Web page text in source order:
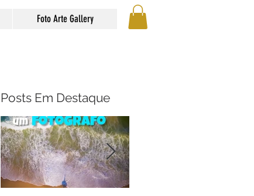
Foto Arte Gallery
Posts Em Destaque